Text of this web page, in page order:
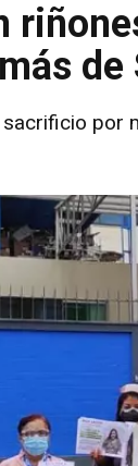
por